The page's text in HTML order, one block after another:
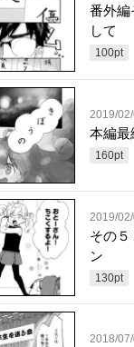
番外
して
100pt
2019/
本編
160pt
2019/
その
ン
130pt
2018/